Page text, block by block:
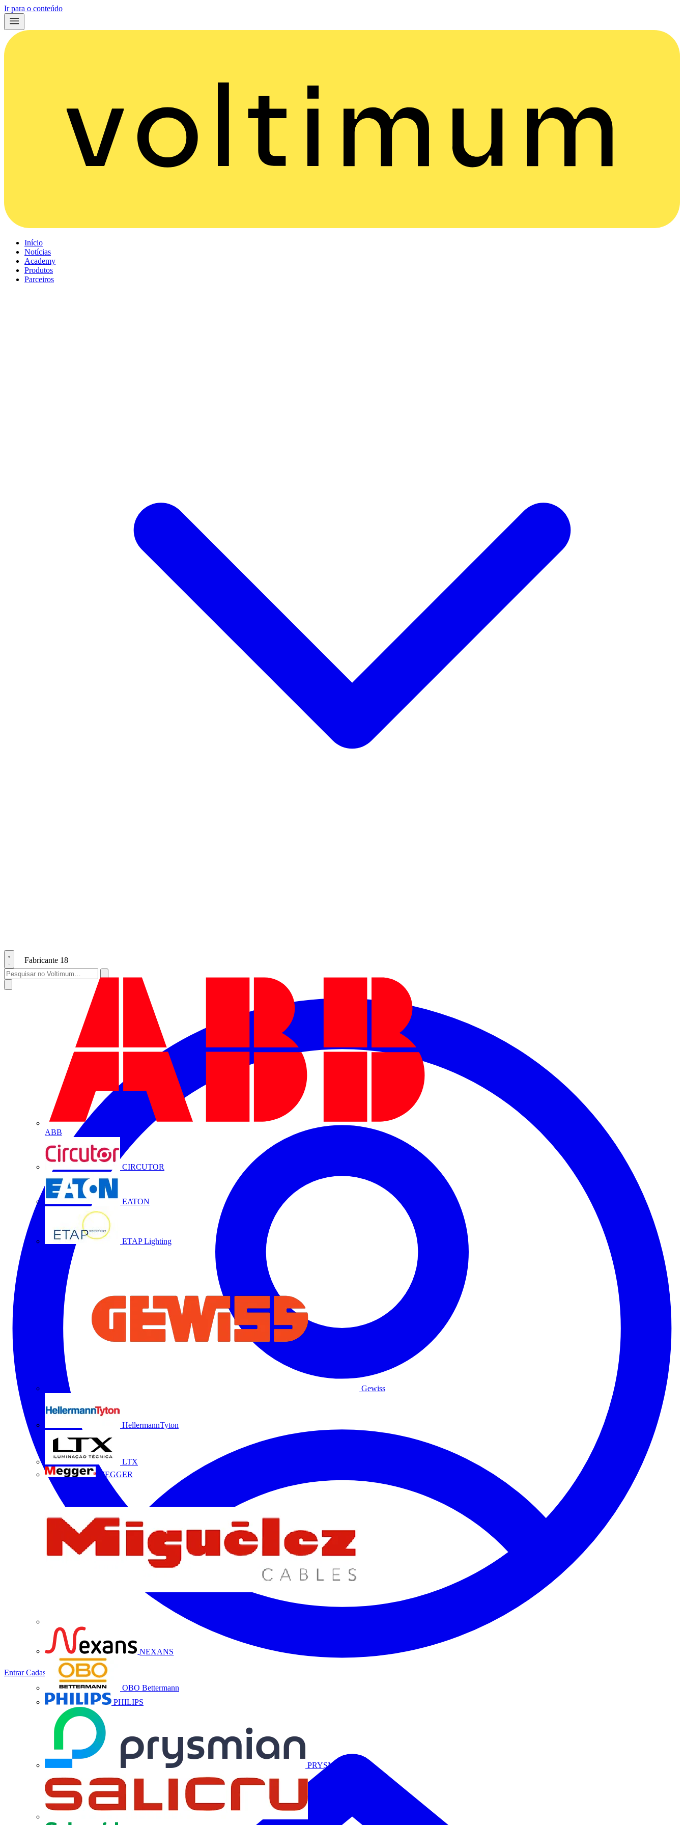
Ir para o conteúdo
Início
Notícias
Academy
Produtos
Parceiros
Fabricante 18
ABB
CIRCUTOR
EATON
ETAP Lighting
Gewiss
HellermannTyton
LTX
MEGGER
NEXANS
OBO Bettermann
PHILIPS
PRYSMIAN
EntrarCadastrar